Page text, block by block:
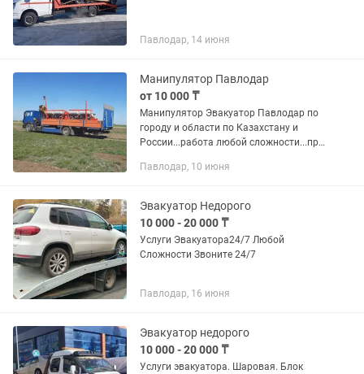
Павлодар, 14 июня
Манипулятор Павлодар
от 10 000 ₸
Манипулятор Эвакуатор Павлодар по
городу и области по Казахстану и
России...работа любой сложности...при
колеса..выгрузка и погрузка из
Павлодар, 10 июня
Эвакуатор Недорого
10 000 - 20 000 ₸
Услуги Эвакуатора24/7 Любой
Сложности Звоните 24/7
Павлодар, 16 июня
Эвакуатор недорого
10 000 - 20 000 ₸
Услуги эвакуатора. Шаровая. Блок